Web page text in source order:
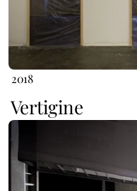
2018
Vertigine